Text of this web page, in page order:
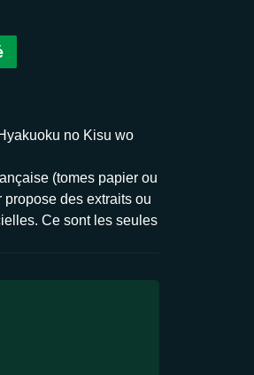
no Kisu wo
(tomes papier ou
des extraits ou
Ce sont les seules